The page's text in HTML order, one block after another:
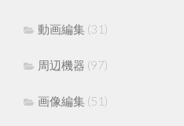
動画編集 (31)
周辺機器 (97)
画像編集 (51)